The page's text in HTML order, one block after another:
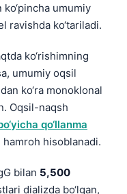
umumiy
ravishda ko‘tariladi.
ko‘rishimning
umumiy oqsil
ko‘ra monoklonal
Oqsil-naqsh
qo‘llanma
hisoblanadi.
bilan 5,500
dializda bo‘lgan,